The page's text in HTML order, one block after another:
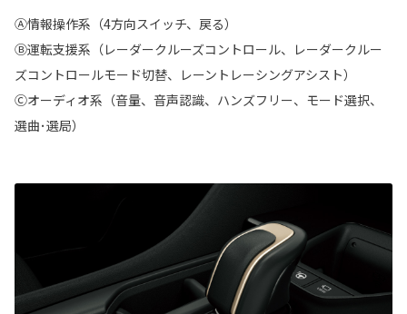
Ⓐ情報操作系（4方向スイッチ、戻る）
Ⓑ運転支援系（レーダークルーズコントロール、レーダークルー
ズコントロールモード切替、レーントレーシングアシスト）
Ⓒオーディオ系（音量、音声認識、ハンズフリー、モード選択、
選曲･選局）